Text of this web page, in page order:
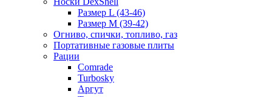
Размер L (43-46)
Размер M (39-42)
Огниво, спички, топливо, газ
Портативные газовые плиты
Рации
Comrade
Turbosky
Аргут